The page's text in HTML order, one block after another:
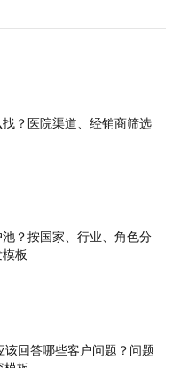
？医院渠道、经销商筛选
？按国家、行业、角色分
板
回答哪些客户问题？问题